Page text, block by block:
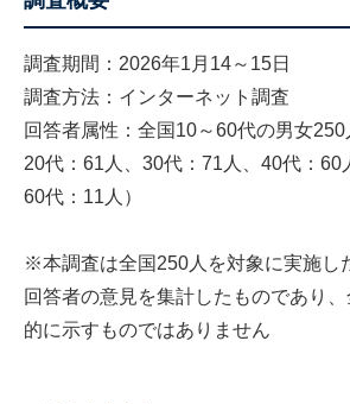
調査期間：2026年1月14～15日
調査方法：インターネット調査
回答者属性：全国10～60代の男女250
20代：61人、30代：71人、40代：60
60代：11人）
※本調査は全国250人を対象に実施し
回答者の意見を集計したものであり
的に示すものではありません